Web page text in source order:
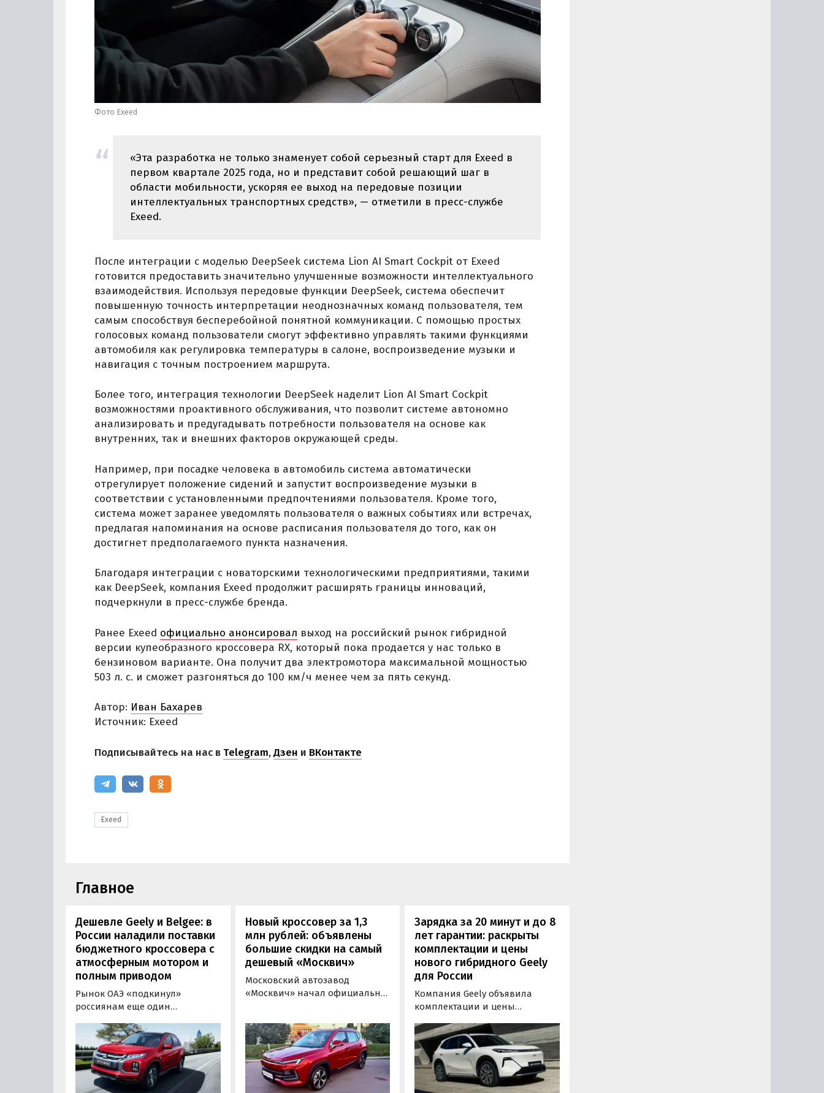
Фото Exeed
«Эта разработка не только знаменует собой серьезный старт для Exeed в
первом квартале 2025 года, но и представит собой решающий шаг в
области мобильности, ускоряя ее выход на передовые позиции
интеллектуальных транспортных средств», — отметили в пресс-службе
Exeed.
После интеграции с моделью DeepSeek система Lion AI Smart Cockpit от Exeed
готовится предоставить значительно улучшенные возможности интеллектуального
взаимодействия. Используя передовые функции DeepSeek, система обеспечит
повышенную точность интерпретации неоднозначных команд пользователя, тем
самым способствуя бесперебойной понятной коммуникации. С помощью простых
голосовых команд пользователи смогут эффективно управлять такими функциями
автомобиля как регулировка температуры в салоне, воспроизведение музыки и
навигация с точным построением маршрута.
Более того, интеграция технологии DeepSeek наделит Lion AI Smart Cockpit
возможностями проактивного обслуживания, что позволит системе автономно
анализировать и предугадывать потребности пользователя на основе как
внутренних, так и внешних факторов окружающей среды.
Например, при посадке человека в автомобиль система автоматически
отрегулирует положение сидений и запустит воспроизведение музыки в
соответствии с установленными предпочтениями пользователя. Кроме того,
система может заранее уведомлять пользователя о важных событиях или встречах,
предлагая напоминания на основе расписания пользователя до того, как он
достигнет предполагаемого пункта назначения.
Благодаря интеграции с новаторскими технологическими предприятиями, такими
как DeepSeek, компания Exeed продолжит расширять границы инноваций,
подчеркнули в пресс-службе бренда.
Ранее Exeed официально анонсировал выход на российский рынок гибридной
версии купеобразного кроссовера RX, который пока продается у нас только в
бензиновом варианте. Она получит два электромотора максимальной мощностью
503 л. с. и сможет разгоняться до 100 км/ч менее чем за пять секунд.
Автор: Иван Бахарев
Источник: Exeed
Подписывайтесь на нас в Telegram,Дзен и ВКонтакте
Exeed
Главное
Дешевле Geely и Belgee: в
России наладили поставки
бюджетного кроссовера с
атмосферным мотором и
полным приводом
Рынок ОАЭ «подкинул»
россиянам еще один
продавался в России
официально. Речь о Mitsubishi
ASX: у дилеров в Эмиратах он
стоит примерно от 1 600 000
рублей по текущему курсу, а у
Новый кроссовер за 1,3
млн рублей: объявлены
большие скидки на самый
дешевый «Москвич»
Московский автозавод
«Москвич» начал официально
прямой выгодой в размере 360
тыс. рублей. Получить такую
скидку можно при покупке
нового автомобиля 2025 или
2026 года выпуска в период с 4
Зарядка за 20 минут и до 8
лет гарантии: раскрыты
комплектации и цены
нового гибридного Geely
для России
Компания Geely объявила
комплектации и цены
новой версии EM-R с силовой
установкой последовательного
типа. Автомобиль оснащен
инновационной системой под
названием Electric Motor